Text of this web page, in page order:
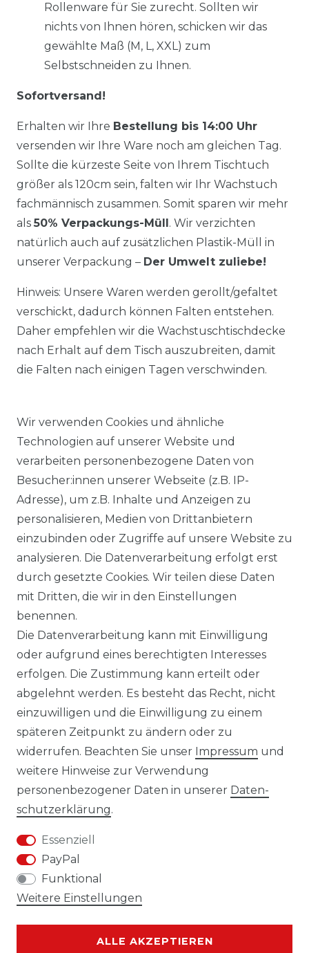
Rollenware für Sie zurecht. Sollten wir
nichts von Ihnen hören, schicken wir das
gewählte Maß (M, L, XXL) zum
Selbstschneiden zu Ihnen.
Sofortversand!
Erhalten wir Ihre Bestellung bis 14:00 Uhr
versenden wir Ihre Ware noch am gleichen Tag.
Sollte die kürzeste Seite von Ihrem Tischtuch
größer als 120cm sein, falten wir Ihr Wachstuch
fachmännisch zusammen. Somit sparen wir mehr
als 50% Verpackungs-Müll. Wir verzichten
natürlich auch auf zusätzlichen Plastik-Müll in
unserer Verpackung – Der Umwelt zuliebe!
Hinweis: Unsere Waren werden gerollt/gefaltet
verschickt, dadurch können Falten entstehen.
Daher empfehlen wir die Wachstuschtischdecke
nach Erhalt auf dem Tisch auszubreiten, damit
die Falten nach einigen Tagen verschwinden.
KOSTENLOSER & SCHNELLER VERSAND
LIEFERZEIT ETWA 1 BIS 3 WERKTAGE
14 TAGE RÜCKGABERECHT
Laro-Shop.de
06233-7705680
info@laro-shop.de
Montag - Freitag, 09:00 - 17:00
Widerrufs­recht
Daten­schutz­erklärung
Wir verwenden Cookies und ähnliche
Technologien auf unserer Website und
verarbeiten personenbezogene Daten von
Besucher:innen unserer Webseite (z.B. IP-
Adresse), um z.B. Inhalte und Anzeigen zu
personalisieren, Medien von Drittanbietern
einzubinden oder Zugriffe auf unsere Website zu
analysieren. Die Datenverarbeitung erfolgt erst
durch gesetzte Cookies. Wir teilen diese Daten
mit Dritten, die wir in den Einstellungen
benennen.
Die Datenverarbeitung kann mit Einwilligung
oder aufgrund eines berechtigten Interesses
erfolgen. Die Zustimmung kann erteilt oder
abgelehnt werden. Es besteht das Recht, nicht
einzuwilligen und die Einwilligung zu einem
späteren Zeitpunkt zu ändern oder zu
widerrufen. Beachten Sie unser Impressum und
weitere Hinweise zur Verwendung
personenbezogener Daten in unserer Daten­
schutz­erklärung.
Essenziell
PayPal
Funktional
Weitere Einstellungen
ALLE AKZEPTIEREN